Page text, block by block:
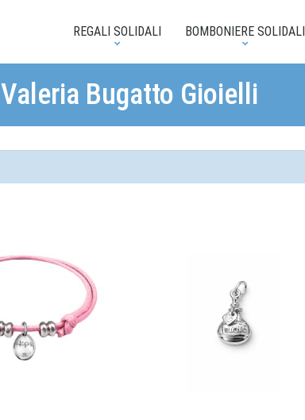
REGALI SOLIDALI BOMBONIERE SOLIDALI
Valeria Bugatto Gioielli